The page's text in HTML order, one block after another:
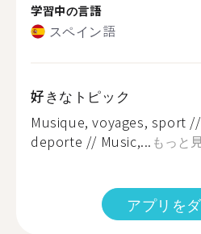
学習中の言語
スペイン語
好きなトピック
Musique, voyages, sport
deporte // Music,... もっと
アプリを